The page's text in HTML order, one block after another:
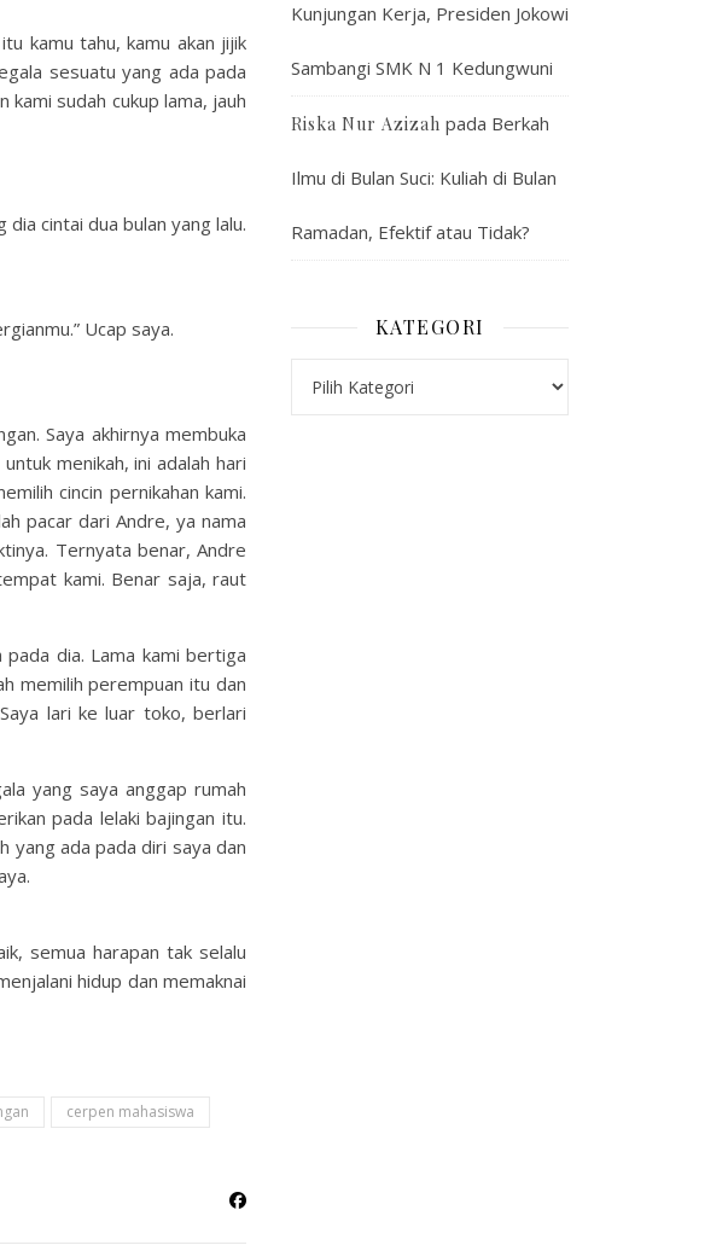
kamu tahu, kamu akan jijik
sesuatu yang ada pada
sudah cukup lama, jauh
cintai dua bulan yang lalu.
Ucap saya.
Saya akhirnya membuka
menikah, ini adalah hari
cincin pernikahan kami.
pacar dari Andre, ya nama
Ternyata benar, Andre
kami. Benar saja, raut
pada dia. Lama kami bertiga
memilih perempuan itu dan
lari ke luar toko, berlari
yang saya anggap rumah
pada lelaki bajingan itu.
yang ada pada diri saya dan
semua harapan tak selalu
hidup dan memaknai
cerpen mahasiswa
Kunjungan Kerja, Presiden Jokowi
Sambangi SMK N 1 Kedungwuni
Riska Nur Azizah pada Berkah
Ilmu di Bulan Suci: Kuliah di Bulan
Ramadan, Efektif atau Tidak?
KATEGORI